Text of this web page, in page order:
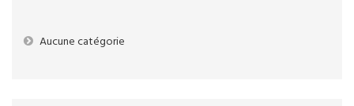
Aucune catégorie